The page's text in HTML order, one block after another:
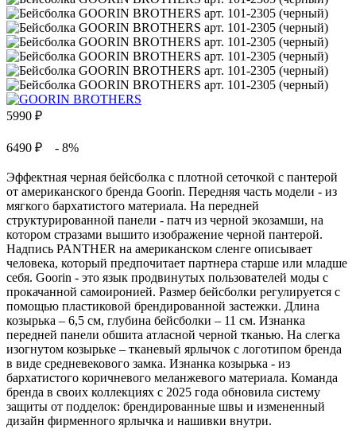
5990 ₽
6490 ₽ - 8%
Эффектная черная бейсболка с плотной сеточкой с пантерой
от американского бренда Goorin. Передняя часть модели - из
мягкого бархатистого материала. На передней
структурированной панели - патч из черной экозамши, на
котором стразами вышито изображение черной пантерой.
Надпись PANTHER на американском сленге описывает
человека, который предпочитает партнера старше или младше
себя. Goorin - это язык продвинутых пользователей моды с
прокачанной самоиронией. Размер бейсболки регулируется с
помощью пластиковой брендированной застежки. Длина
козырька – 6,5 см, глубина бейсболки – 11 см. Изнанка
передней панели обшита атласной черной тканью. На слегка
изогнутом козырьке – тканевый ярлычок с логотипом бренда
в виде средневекового замка. Изнанка козырька - из
бархатистого коричневого меланжевого материала. Команда
бренда в своих коллекциях с 2025 года обновила систему
защиты от подделок: брендированные швы и измененный
дизайн фирменного ярлычка и нашивки внутри.